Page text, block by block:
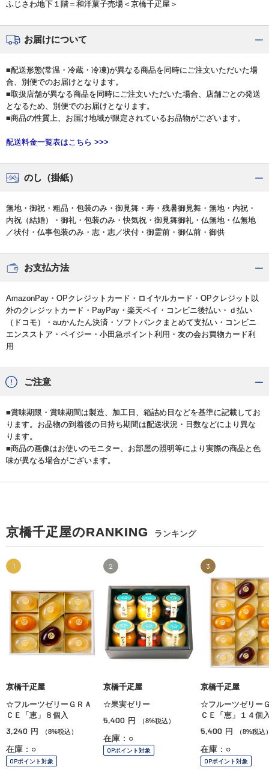
ふじさわ地下１階＝和洋菓子売場＜京橋千疋屋＞
お届けについて
■配送形態(常温・冷蔵・冷凍)が異なる商品を同時にご注文いただいた場
合、別便でのお届けとなります。
■取扱店舗が異なる商品を同時にご注文いただいた場合、店舗ごとの発送
となるため、別便でのお届けとなります。
■商品の性質上、お届け地域が限定されているお品物がございます。
配送料金一覧表はこちら >>>
のし（掛紙）
無地・御祝・粗品・包装のみ・御見舞・寿・残暑御見舞・無地・内祝・
内祝（結婚）・御礼・包装のみ・快気祝・御見舞御礼・仏無地・仏無地
／状付・仏事包装のみ・志・志／状付・御霊前・御仏前・御供
お支払方法
AmazonPay・OPクレジットカード・ロイヤルカード・OPクレジット以
外のクレジットカード・PayPay・楽天ペイ・コンビニ後払い・ｄ払い
（ドコモ）・auかんたん決済・ソフトバンクまとめて支払い・コンビニ
エンスストア・ペイジー・小田急ポイント利用・友の会お買物カード利
用
ご注意
■賞味期限・賞味期間は製造、加工日、箱詰め日などを基準に記載してお
ります。お品物の到着後の日持ち期間は配送状況・日数などにより異な
ります。
■商品の画像はお使いのモニター、お部屋の照明等により実際の商品と色
味が異なる場合がございます。
京橋千疋屋のRANKING ランキング
1
京橋千疋屋
☆フルーツゼリーＧＲＡ
ＣＥ「恵」８個入
3,240 円 （8%税込）
在庫：○
OPポイント対象
2
京橋千疋屋
☆果実ゼリー
5,400 円 （8%税込）
在庫：○
OPポイント対象
3
京橋千疋屋
☆フルーツゼリー
ＣＥ「恵」１４個
5,400 円 （8%税込
在庫：○
OPポイント対象